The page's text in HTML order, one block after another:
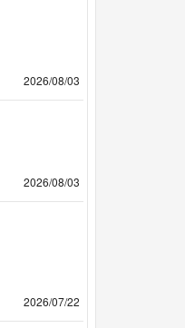
2026/08/03
2026/08/03
2026/07/22